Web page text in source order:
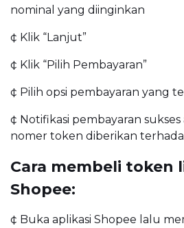
nominal yang diinginkan
¢ Klik “Lanjut”
¢ Klik “Pilih Pembayaran”
¢ Pilih opsi pembayaran yang
¢ Notifikasi pembayaran
nomer token diberikan
Cara membeli token
Shopee:
¢ Buka aplikasi Shopee lalu